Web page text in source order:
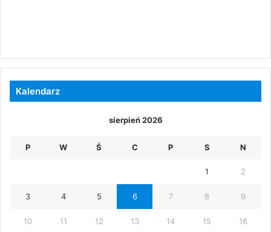
Kalendarz
sierpień 2026
P W Ś C P S N
1 2
3 4 5 6 7 8 9
10 11 12 13 14 15 16